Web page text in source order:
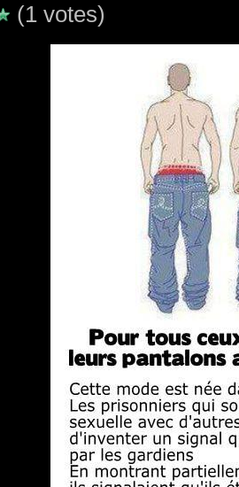
(1 votes)